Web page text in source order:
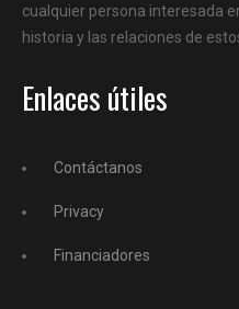
cualquier persona interesada
historia y las relaciones de
Enlaces útiles
Contáctanos
Privacy
Financiadores